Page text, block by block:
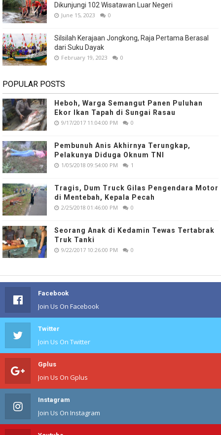
Dikunjungi 102 Wisatawan Luar Negeri
June 15, 2023 0
Silsilah Kerajaan Jongkong, Raja Pertama Berasal
dari Suku Dayak
February 19, 2023 0
POPULAR POSTS
Heboh, Warga Semangut Panen Puluhan
Ekor Ikan Tapah di Sungai Rasau
9/17/2017 11:04:00 PM 0
Pembunuh Anis Akhirnya Terungkap,
Pelakunya Diduga Oknum TNI
1/05/2018 09:54:00 PM 1
Tragis, Dum Truck Gilas Pengendara Motor
di Mentebah, Kepala Pecah
2/25/2018 01:46:00 PM 0
Seorang Anak di Kedamin Tewas Tertabrak
Truk Tanki
9/22/2017 10:26:00 PM 0
Facebook
Join Us On Facebook
Twitter
Join Us On Twitter
Gplus
Join Us On Gplus
Instagram
Join Us On Instagram